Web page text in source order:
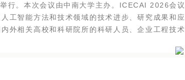
行。本次会议由中南大学主办。ICECAI 2026会
工智能方法和技术领域的技术进步、研究成果和
外相关高校和科研院所的科研人员、企业工程技